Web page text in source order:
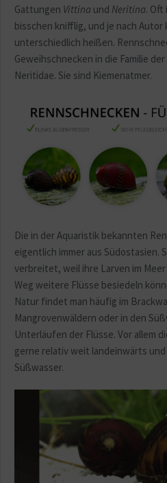
Gattungen Vittina und Neritina. Oft
bisschen knifflig, und je nach Autor
unterschiedlich heißen.
Geweihschnecken in die Familie
Neritidae. Sie sind Kiemenatmer.
Die in der Aquaristik bekannten
eigentlich immer aus Südostasien.
verbreitet, weil ihre Larven im
Weg weitere Flüsse besiedeln
Natur findet man häufig im
Mangrovenwäldern oder in den
Unterläufen der Flüsse. Vor allem
gerne relativ weit landeinwärts
Süßwasser.